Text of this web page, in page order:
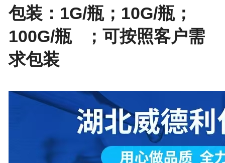
包装：1G/瓶；10G/瓶；
100G/瓶 ；可按照客户需
求包装